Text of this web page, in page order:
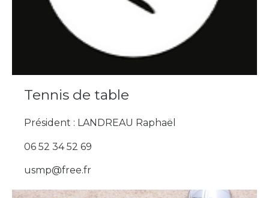
Tennis de table
Président : LANDREAU Raphaël
06 52 34 52 69
usmp@free.fr